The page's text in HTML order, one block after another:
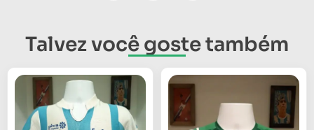
Talvez você goste também